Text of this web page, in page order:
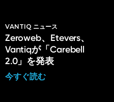
VANTIQ ニュース
Zeroweb、Etevers、
Vantiqが「Carebell
2.0」を発表
今すぐ読む